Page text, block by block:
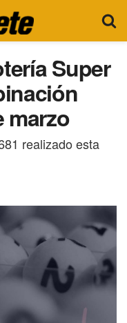
Super
marzo
realizado esta